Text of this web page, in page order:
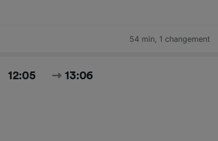
54 min, 1 changement
12:05 13:06